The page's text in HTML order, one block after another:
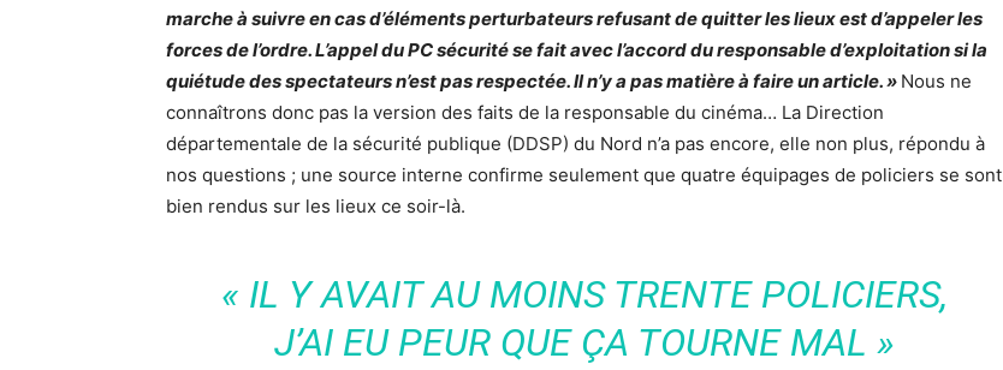
marche à suivre en cas d’éléments perturbateurs refusant de quitter les lieux est d’appeler les
forces de l’ordre. L’appel du PC sécurité se fait avec l’accord du responsable d’exploitation si la
quiétude des spectateurs n’est pas respectée. Il n’y a pas matière à faire un article. » Nous ne
connaîtrons donc pas la version des faits de la responsable du cinéma… La Direction
départementale de la sécurité publique (DDSP) du Nord n’a pas encore, elle non plus, répondu à
nos questions ; une source interne confirme seulement que quatre équipages de policiers se sont
bien rendus sur les lieux ce soir-là.
« IL Y AVAIT AU MOINS TRENTE POLICIERS,
J’AI EU PEUR QUE ÇA TOURNE MAL »